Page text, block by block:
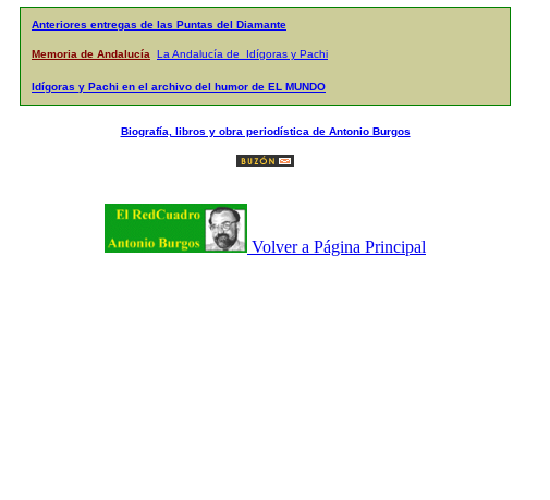
Anteriores entregas de las Puntas del Diamante
Memoria de Andalucía La Andalucía de Idígoras y Pachi
Idígoras y Pachi en el archivo del humor de EL MUNDO
Biografía, libros y obra periodística de Antonio Burgos
Volver a Página Principal